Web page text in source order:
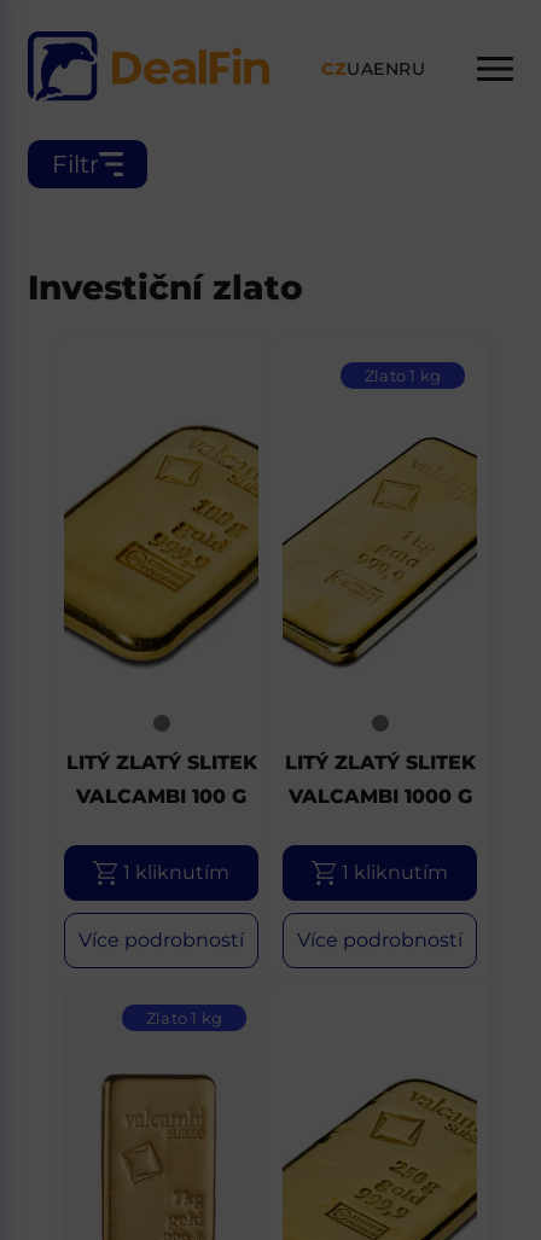
CZUAENRU
Filtr
Investiční zlato
LITÝ ZLATÝ SLITEK
VALCAMBI 100 G
1 kliknutím
Více podrobností
Zlato 1 kg
LITÝ ZLATÝ SLITEK
VALCAMBI 1000 G
1 kliknutím
Více podrobností
Zlato 1 kg